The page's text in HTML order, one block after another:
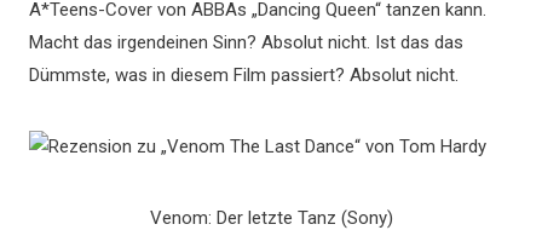
A*Teens-Cover von ABBAs „Dancing Queen“ tanzen kann.
Macht das irgendeinen Sinn? Absolut nicht. Ist das das
Dümmste, was in diesem Film passiert? Absolut nicht.
Venom: Der letzte Tanz (Sony)